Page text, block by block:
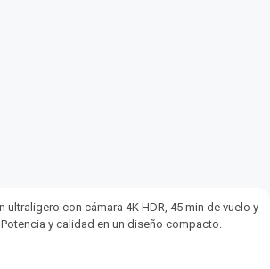
ultraligero con cámara 4K HDR, 45 min de vuelo y
y calidad en un diseño compacto.